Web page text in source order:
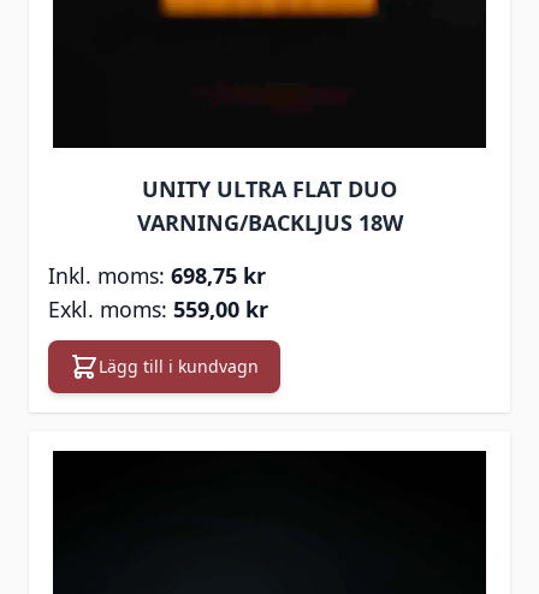
UNITY ULTRA FLAT DUO
VARNING/BACKLJUS 18W
698,75 kr
559,00 kr
Lägg till i kundvagn